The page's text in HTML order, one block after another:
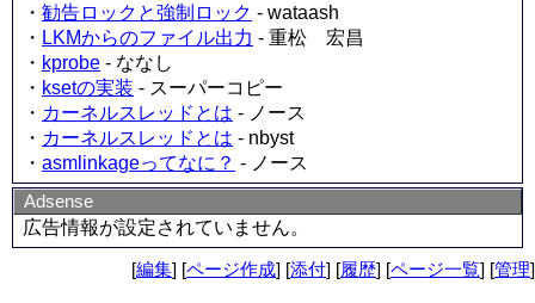
・ 勧告ロックと強制ロック - wataash
・ LKMからのファイル出力 - 重松 宏昌
・ kprobe - ななし
・ ksetの実装 - スーパーコピー
・ カーネルスレッドとは - ノース
・ カーネルスレッドとは - nbyst
・ asmlinkageってなに？ - ノース
Adsense
広告情報が設定されていません。
[編集] [ページ作成] [添付] [履歴] [ページ一覧] [管理]